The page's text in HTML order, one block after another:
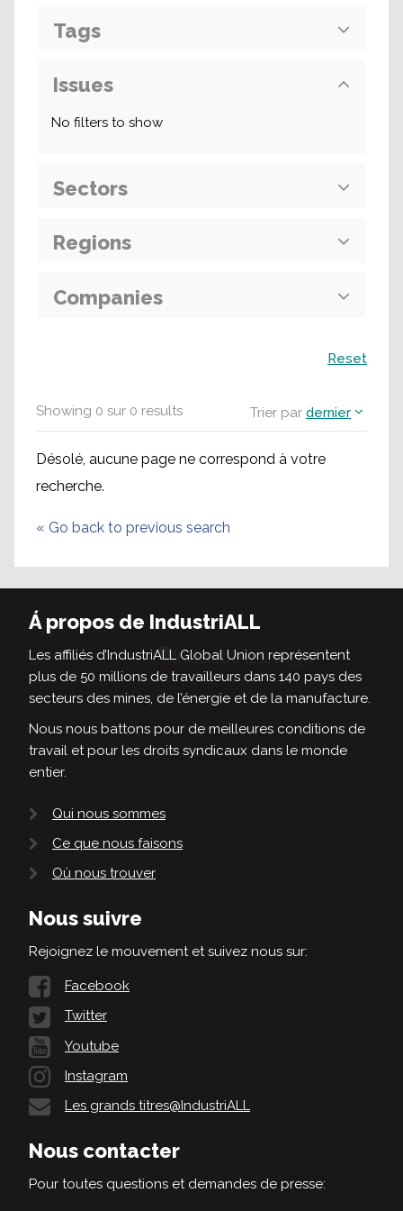
Showing 0 sur 0 results Trier par dernier
Désolé, aucune page ne correspond à votre
recherche.
« Go back to previous search
Tags
Issues
No filters to show
Sectors
Regions
Companies
Reset
Á propos de IndustriALL
Les affiliés d’IndustriALL Global Union représentent
plus de 50 millions de travailleurs dans 140 pays des
secteurs des mines, de l’énergie et de la manufacture.
Nous nous battons pour de meilleures conditions de
travail et pour les droits syndicaux dans le monde
entier.
Qui nous sommes
Ce que nous faisons
Où nous trouver
Nous suivre
Rejoignez le mouvement et suivez nous sur:
Facebook
Twitter
Youtube
Instagram
Les grands titres@IndustriALL
Nous contacter
Pour toutes questions et demandes de presse: